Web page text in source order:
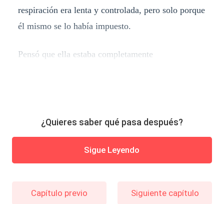
respiración era lenta y controlada, pero solo porque
él mismo se lo había impuesto.
Pensó que ella estaba completamente
¿Quieres saber qué pasa después?
Sigue Leyendo
Capítulo previo Siguiente capítulo